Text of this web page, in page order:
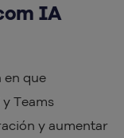
IA
en que
Teams
y aumentar